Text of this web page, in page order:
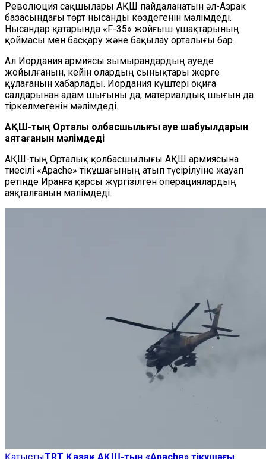
Революция сақшылары АҚШ пайдаланатын әл-Азрак
базасындағы төрт нысанды көздегенін мәлімдеді.
Нысандар қатарында «F-35» жойғыш ұшақтарының
қоймасы мен басқару және бақылау орталығы бар.
Ал Иордания армиясы зымырандардың әуеде
жойылғанын, кейін олардың сынықтары жерге
құлағанын хабарлады. Иордания күштері оқиға
салдарынан адам шығыны да, материалдық шығын да
тіркелмегенін мәлімдеді.
АҚШ-тың Орталық қолбасшылығы әуе шабуылдарын
аяқтағанын мәлімдеді
АҚШ-тың Орталық қолбасшылығы АҚШ армиясына
тиесілі «Apache» тікұшағының атып түсірілуіне жауап
ретінде Иранға қарсы жүргізілген операциялардың
аяқталғанын мәлімдеді.